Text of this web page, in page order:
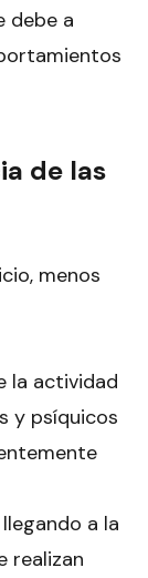
debe a
de las
la actividad
y psíquicos
a la
realizan